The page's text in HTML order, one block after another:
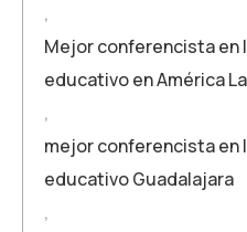
,
Mejor conferencista
educativo en América
,
mejor conferencista
educativo Guadalajara
,